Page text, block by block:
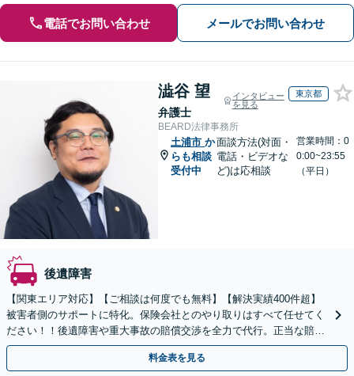
電話でお問い合わせ メールでお問い合わせ
澁谷 望
弁護士
インタビュー
を見る
東京都
BEARD法律事務所
土浦市 か
らも相談
受付中
面談方法(対面・
電話・ビデオな
ど)は応相談
営業時間：0
0:00~23:55
（平日）
後遺障害
【関東エリア対応】【ご相談は何度でも無料】【解決実績400件超】
被害者側のサポートに特化。保険会社とのやり取りはすべて任せてく
ださい！！後遺障害や重大事故の賠償交渉を全力で代行。正当な賠償
金を受け取るためのサポートをいたします。
料金表を見る